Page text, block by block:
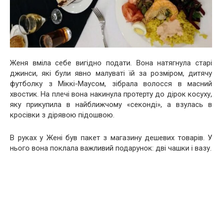
Женя вміла себе вигідно подати. Вона натягнула старі
джинси, які були явно малуваті їй за розміром, дитячу
футболку з Міккі-Маусом, зібрала волосся в масний
хвостик. На плечі вона накинула протерту до дірок косуху,
яку прикупила в найближчому «секонді», а взулась в
кросівки з дірявою підошвою.
В руках у Жені був пакет з магазину дешевих товарів. У
нього вона поклала важливий подарунок: дві чашки і вазу.